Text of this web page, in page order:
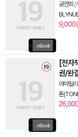
공연희 (
9,000
[전자
권/완
아마릴
톤